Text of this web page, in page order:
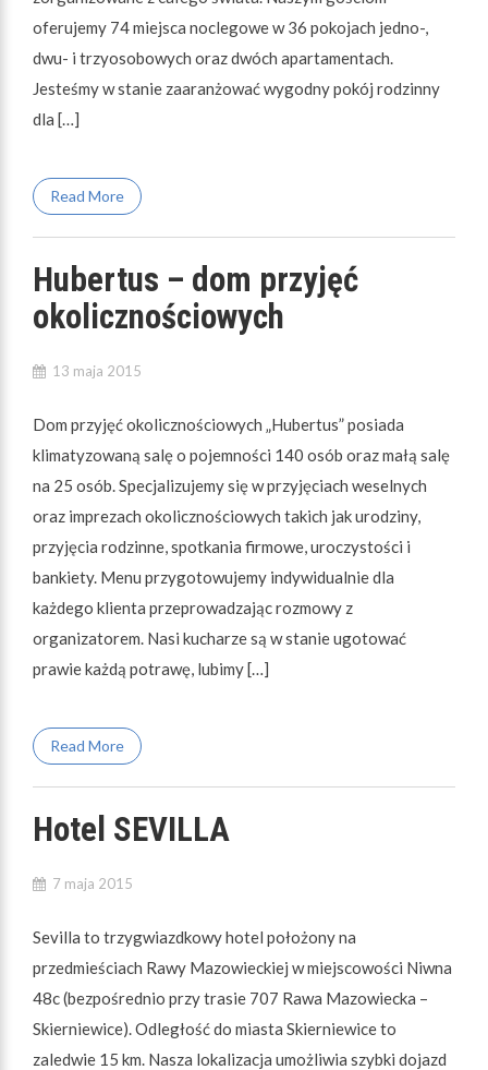
oferujemy 74 miejsca noclegowe w 36 pokojach jedno-,
dwu- i trzyosobowych oraz dwóch apartamentach.
Jesteśmy w stanie zaaranżować wygodny pokój rodzinny
dla […]
Read More
Hubertus – dom przyjęć
okolicznościowych
13 maja 2015
Dom przyjęć okolicznościowych „Hubertus” posiada
klimatyzowaną salę o pojemności 140 osób oraz małą salę
na 25 osób. Specjalizujemy się w przyjęciach weselnych
oraz imprezach okolicznościowych takich jak urodziny,
przyjęcia rodzinne, spotkania firmowe, uroczystości i
bankiety. Menu przygotowujemy indywidualnie dla
każdego klienta przeprowadzając rozmowy z
organizatorem. Nasi kucharze są w stanie ugotować
prawie każdą potrawę, lubimy […]
Read More
Hotel SEVILLA
7 maja 2015
Sevilla to trzygwiazdkowy hotel położony na
przedmieściach Rawy Mazowieckiej w miejscowości Niwna
48c (bezpośrednio przy trasie 707 Rawa Mazowiecka –
Skierniewice). Odległość do miasta Skierniewice to
zaledwie 15 km. Nasza lokalizacja umożliwia szybki dojazd